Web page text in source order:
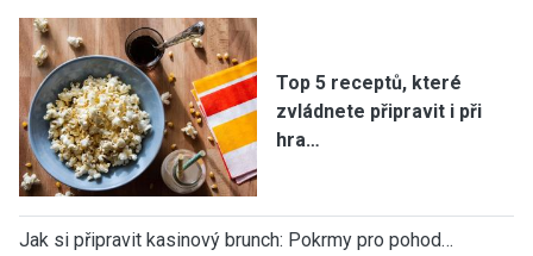
Top 5 receptů, které
zvládnete připravit i při
hra…
Jak si připravit kasinový brunch: Pokrmy pro pohod…